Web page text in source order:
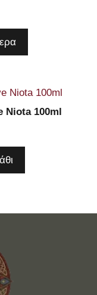
Niota 100ml